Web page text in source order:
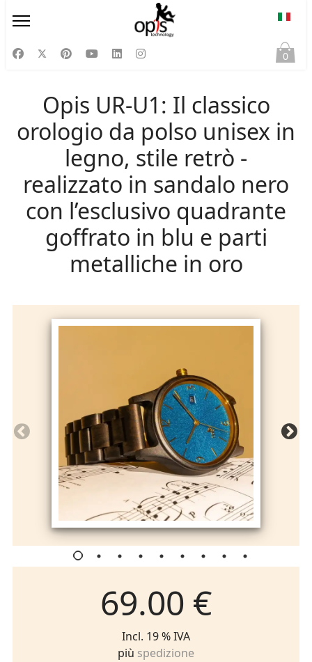
0
Opis UR-U1: Il classico
orologio da polso unisex in
legno, stile retrò -
realizzato in sandalo nero
con l’esclusivo quadrante
goffrato in blu e parti
metalliche in oro
69.00 €
Incl. 19 % IVA
più spedizione